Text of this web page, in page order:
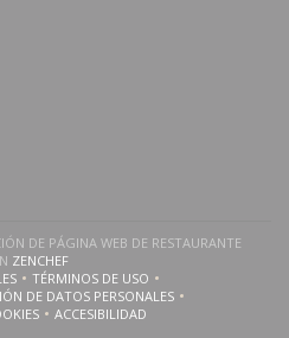
nueva ventana))
DE PÁGINA WEB DE RESTAURANTE
ZENCHEF((ABRE EN UNA NUEVA VENTANA))
UNA NUEVA VENTANA))
TÉRMINOS DE USO((ABRE EN UNA NUEVA
DE DATOS PERSONALES
((ABRE EN UNA NUEVA VENTANA))
EN UNA NUEVA VENTANA))
ACCESIBILIDAD((ABRE EN UNA NUEVA